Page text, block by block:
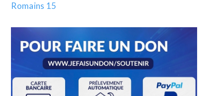
Romains 15